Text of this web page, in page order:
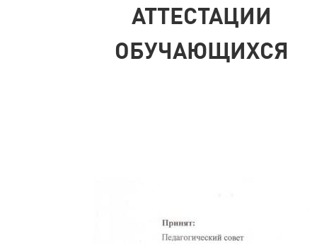
АТТЕСТАЦИИ
ОБУЧАЮЩИХСЯ